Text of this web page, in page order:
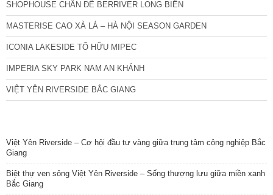
SHOPHOUSE CHÂN ĐẾ BERRIVER LONG BIÊN
MASTERISE CAO XÀ LÁ – HÀ NỘI SEASON GARDEN
ICONIA LAKESIDE TỐ HỮU MIPEC
IMPERIA SKY PARK NAM AN KHÁNH
VIỆT YÊN RIVERSIDE BẮC GIANG
Việt Yên Riverside – Cơ hội đầu tư vàng giữa trung tâm công nghiệp Bắc
Giang
Biệt thự ven sông Việt Yên Riverside – Sống thượng lưu giữa miền xanh
Bắc Giang